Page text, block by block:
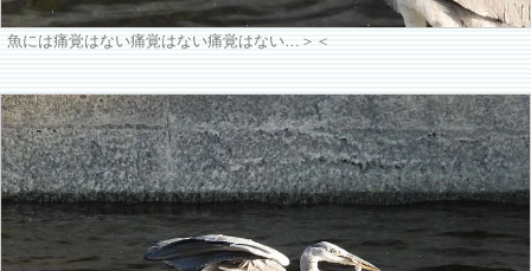
魚には痛覚はない痛覚はない痛覚はない…＞＜